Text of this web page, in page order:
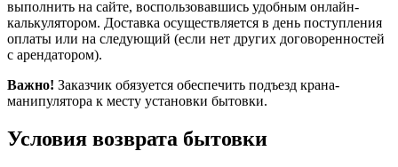
выполнить на сайте, воспользовавшись удобным онлайн-
калькулятором. Доставка осуществляется в день поступления
оплаты или на следующий (если нет других договоренностей
с арендатором).
Важно! Заказчик обязуется обеспечить подъезд крана-
манипулятора к месту установки бытовки.
Условия возврата бытовки